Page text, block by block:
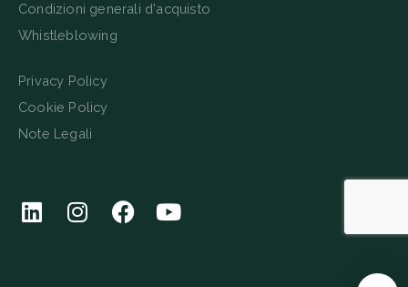
Condizioni generali d'acquisto
Whistleblowing
Privacy Policy
Cookie Policy
Note Legali